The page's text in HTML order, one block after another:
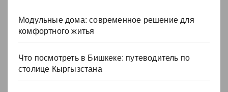
Модульные дома: современное решение для
комфортного житья
Что посмотреть в Бишкеке: путеводитель по
столице Кыргызстана